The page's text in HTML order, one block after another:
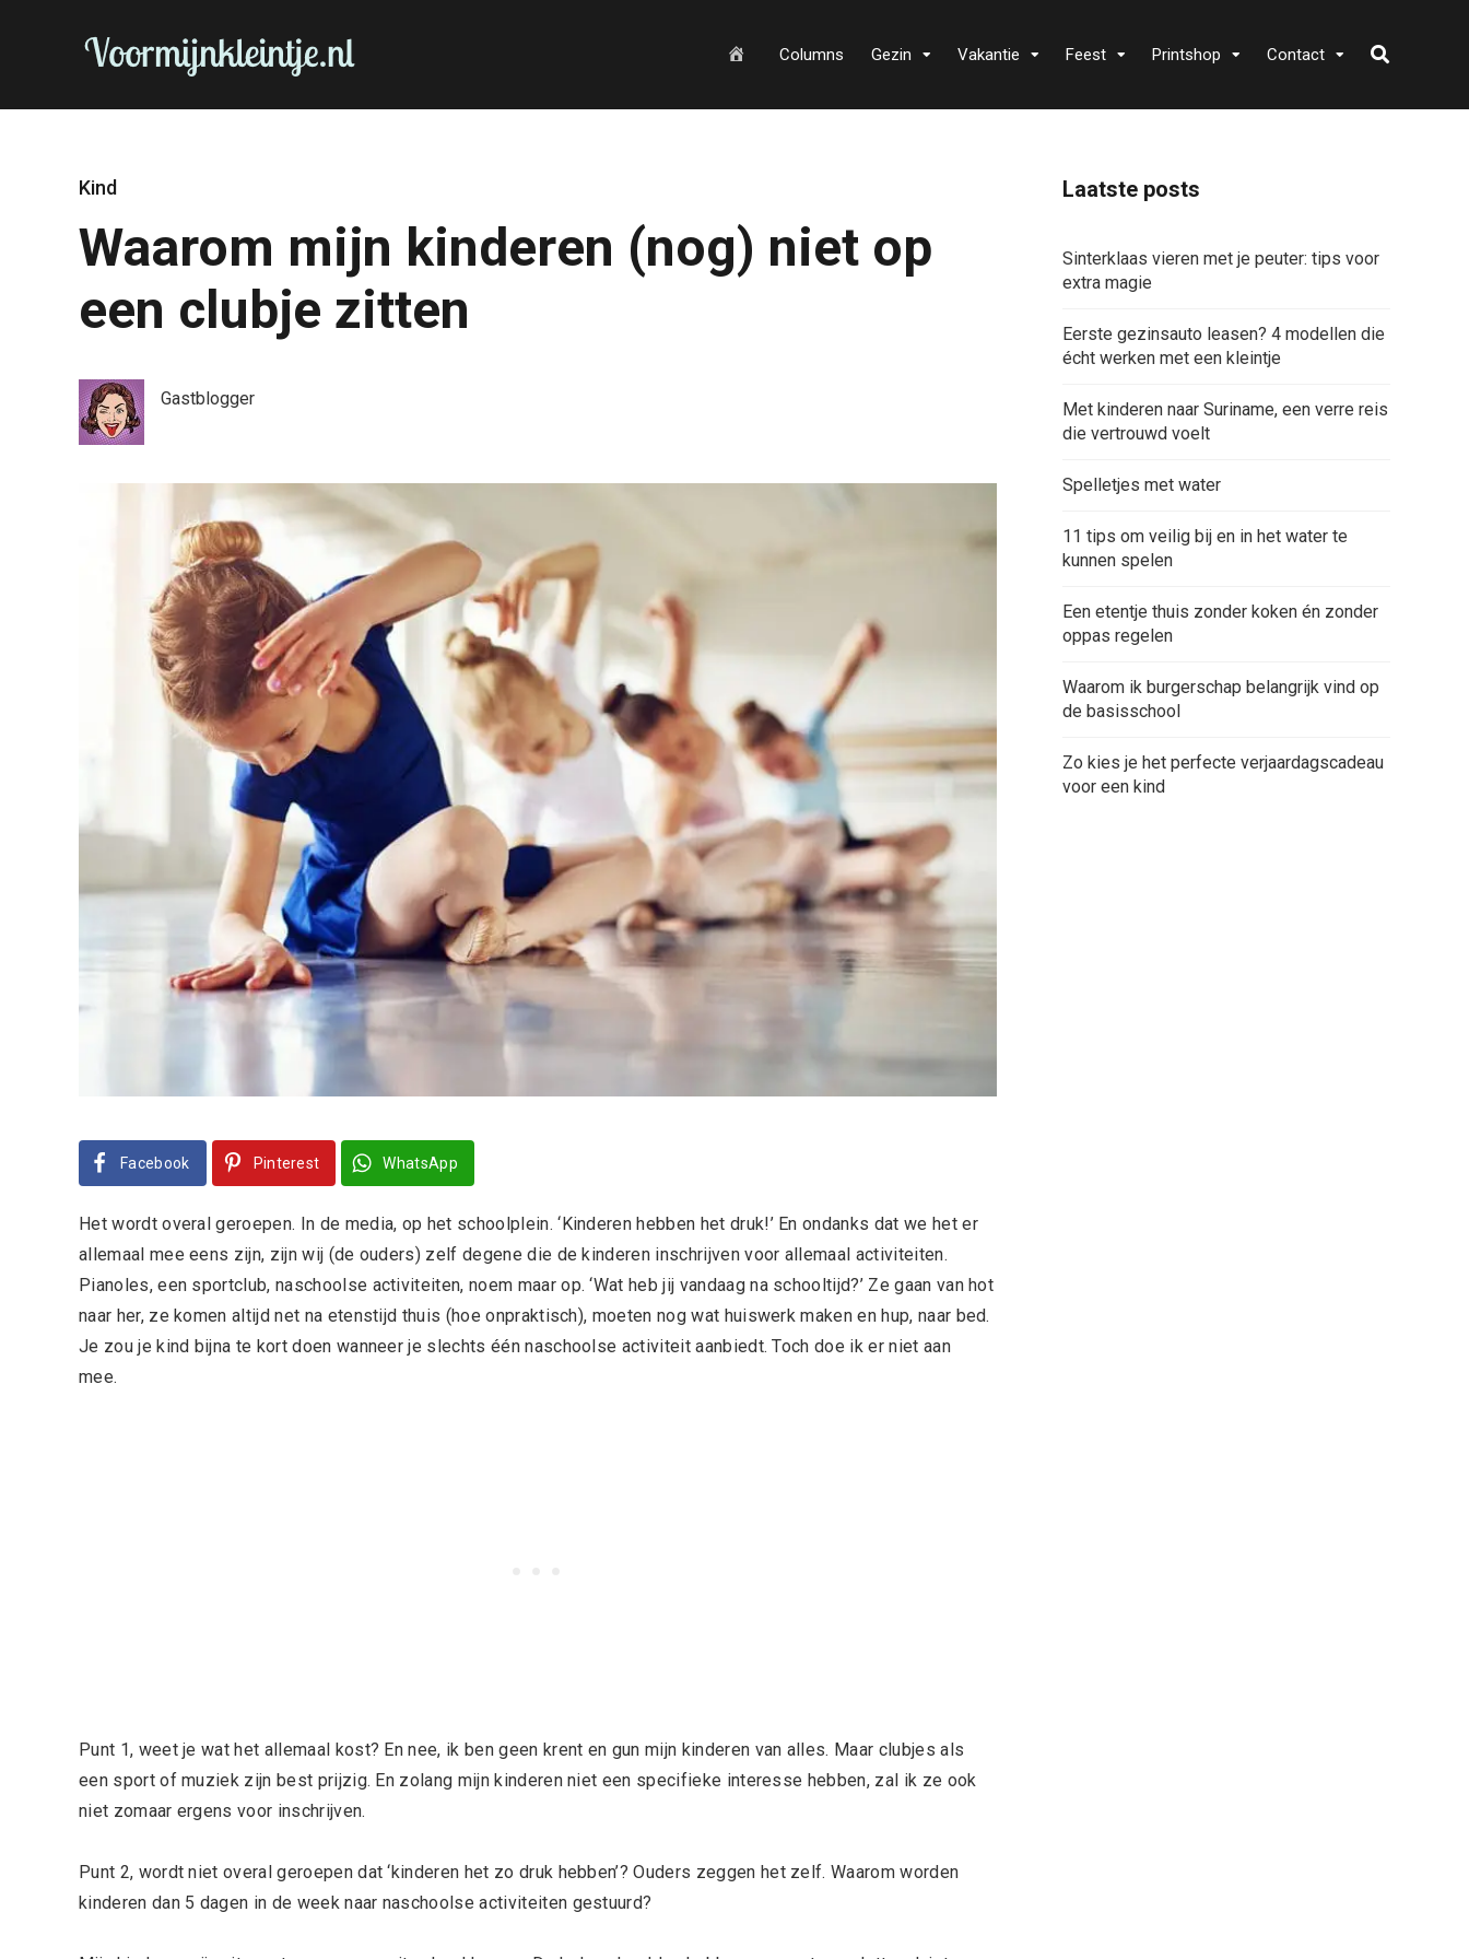
Columns Gezin Vakantie Feest Printshop Contact
Kind
Waarom mijn kinderen (nog) niet op
een clubje zitten
Gastblogger
Facebook Pinterest WhatsApp
Het wordt overal geroepen. In de media, op het schoolplein. ‘Kinderen hebben het druk!’ En ondanks dat we het er
allemaal mee eens zijn, zijn wij (de ouders) zelf degene die de kinderen inschrijven voor allemaal activiteiten.
Pianoles, een sportclub, naschoolse activiteiten, noem maar op. ‘Wat heb jij vandaag na schooltijd?’ Ze gaan van hot
naar her, ze komen altijd net na etenstijd thuis (hoe onpraktisch), moeten nog wat huiswerk maken en hup, naar bed.
Je zou je kind bijna te kort doen wanneer je slechts één naschoolse activiteit aanbiedt. Toch doe ik er niet aan
mee.
Punt 1, weet je wat het allemaal kost? En nee, ik ben geen krent en gun mijn kinderen van alles. Maar clubjes als
een sport of muziek zijn best prijzig. En zolang mijn kinderen niet een specifieke interesse hebben, zal ik ze ook
niet zomaar ergens voor inschrijven.
Punt 2, wordt niet overal geroepen dat ‘kinderen het zo druk hebben’? Ouders zeggen het zelf. Waarom worden
kinderen dan 5 dagen in de week naar naschoolse activiteiten gestuurd?
Laatste posts
Sinterklaas vieren met je peuter: tips voor
extra magie
Eerste gezinsauto leasen? 4 modellen die
écht werken met een kleintje
Met kinderen naar Suriname, een verre reis
die vertrouwd voelt
Spelletjes met water
11 tips om veilig bij en in het water te
kunnen spelen
Een etentje thuis zonder koken én zonder
oppas regelen
Waarom ik burgerschap belangrijk vind op
de basisschool
Zo kies je het perfecte verjaardagscadeau
voor een kind